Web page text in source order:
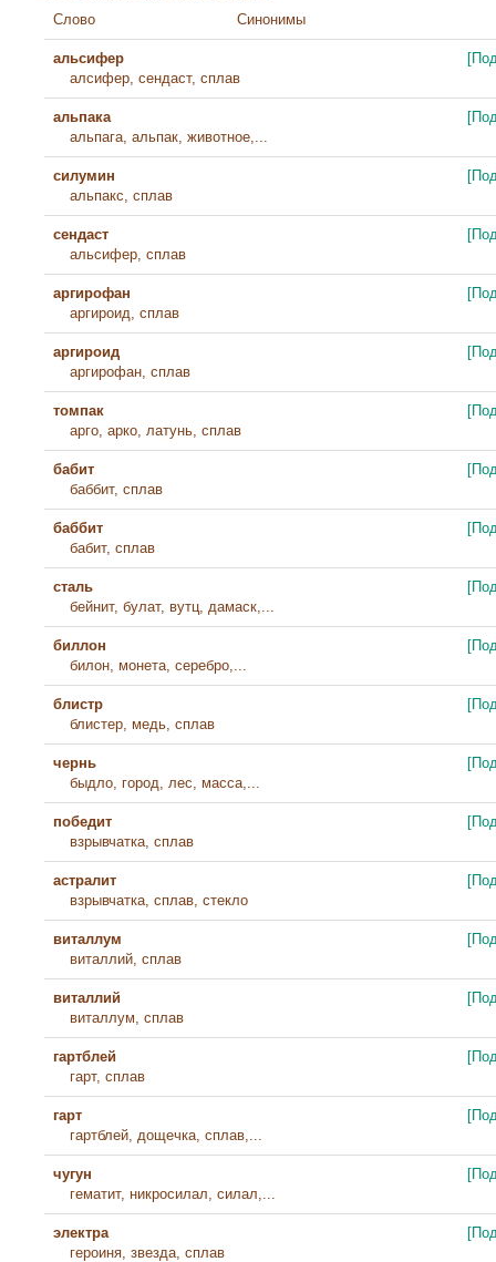
Слово
Синонимы
альсифер
алсифер, сендаст, сплав
альпака
альпага, альпак, животное,...
силумин
альпакс, сплав
сендаст
альсифер, сплав
аргирофан
аргироид, сплав
аргироид
аргирофан, сплав
томпак
арго, арко, латунь, сплав
бабит
баббит, сплав
баббит
бабит, сплав
сталь
бейнит, булат, вутц, дамаск,...
биллон
билон, монета, серебро,...
блистр
блистер, медь, сплав
чернь
быдло, город, лес, масса,...
победит
взрывчатка, сплав
астралит
взрывчатка, сплав, стекло
виталлум
виталлий, сплав
виталлий
виталлум, сплав
гартблей
гарт, сплав
гарт
гартблей, дощечка, сплав,...
чугун
гематит, никросилал, силал,...
электра
героиня, звезда, сплав